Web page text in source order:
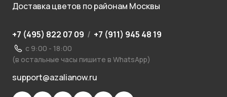
Доставка цветов по районам Москвы
+7 (495) 822 07 09 / +7 (911) 945 48 19
с 9:00 - 18:00
(в остальные часы пишите в WhatsApp)
support@azalianow.ru